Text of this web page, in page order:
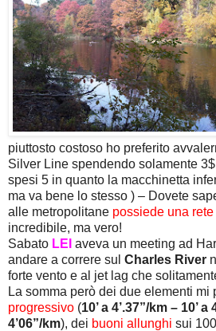
piuttosto costoso ho preferito
Silver Line spendendo solamente
spesi 5 in quanto la macchinetta
ma va bene lo stesso ) – Dovete
alle metropolitane possiede una
incredibile, ma vero!
Sabato LEI aveva un meeting ad
andare a correre sul Charles River
forte vento e al jet lag che
La somma però dei due elementi mi
progressivo (10’ a 4’.37”/km – 10’ a
4’06”/km), dei buoni allunghi sui